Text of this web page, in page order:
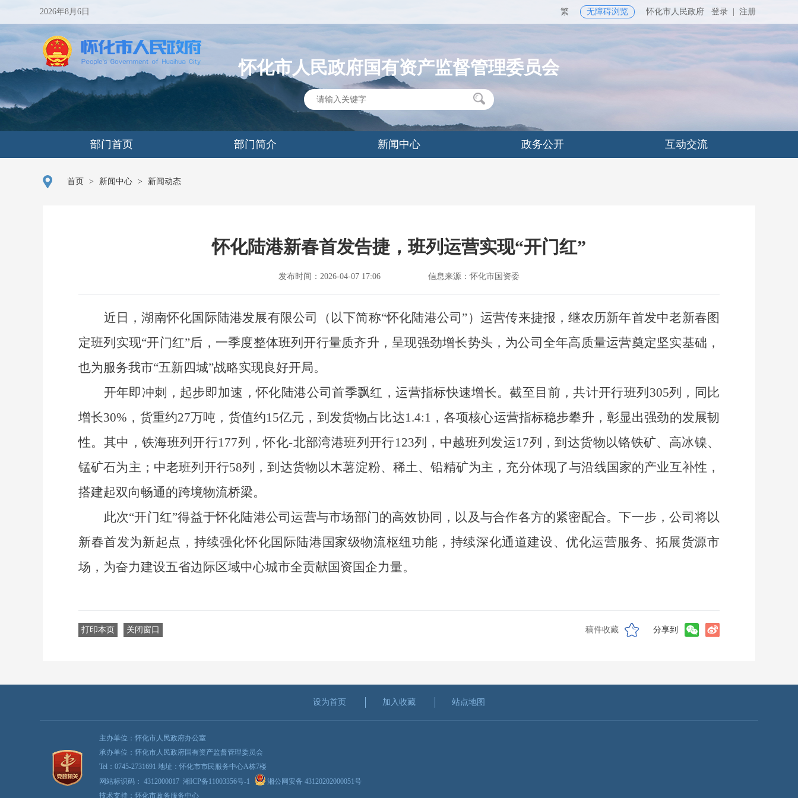
2026年8月6日 繁 无障碍浏览 怀化市人民政府 登录 注册
怀化市人民政府国有资产监督管理委员会
部门首页 部门简介 新闻中心 政务公开 互动交流
首页 > 新闻中心 > 新闻动态
怀化陆港新春首发告捷，班列运营实现“开门红”
发布时间：2026-04-07 17:06 信息来源：怀化市国资委
近日，湖南怀化国际陆港发展有限公司（以下简称“怀化陆港公司”）运营传来捷报，继农历新年首发中老新春图
定班列实现“开门红”后，一季度整体班列开行量质齐升，呈现强劲增长势头，为公司全年高质量运营奠定坚实基础，
也为服务我市“五新四城”战略实现良好开局。
开年即冲刺，起步即加速，怀化陆港公司首季飘红，运营指标快速增长。截至目前，共计开行班列 305列，同比
增长30%，货重约27万吨，货值约15亿元，到发货物占比达1.4:1，各项核心运营指标稳步攀升，彰显出强劲的发展韧
性。其中，铁海班列开行177列，怀化-北部湾港班列开行123列，中越班列发运17列，到达货物以铬铁矿、高冰镍、
锰矿石为主；中老班列开行58列，到达货物以木薯淀粉、稀土、铅精矿为主，充分体现了与沿线国家的产业互补性，
搭建起双向畅通的跨境物流桥梁。
此次“开门红”得益于怀化陆港公司运营与市场部门的高效协同，以及与合作各方的紧密配合。下一步，公司将以
新春首发为新起点，持续强化怀化国际陆港国家级物流枢纽功能，持续深化通道建设、优化运营服务、拓展货源市
场，为奋力建设五省边际区域中心城市全贡献国资国企力量。
打印本页 关闭窗口 稿件收藏 分享到
设为首页 加入收藏 站点地图
主办单位：怀化市人民政府办公室
承办单位：怀化市人民政府国有资产监督管理委员会
Tel：0745-2731691 地址：怀化市市民服务中心A栋7楼
网站标识码： 4312000017湘ICP备11003356号-1
湘公网安备 43120202000051号
技术支持：怀化市政务服务中心